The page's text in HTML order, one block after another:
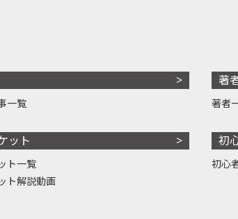
一覧
ット
ト一覧
ト解説動画
著
著者
初
初心